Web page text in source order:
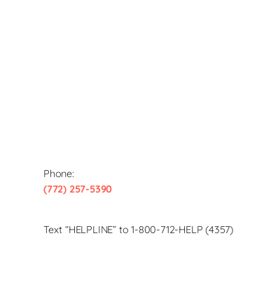
Phone:
(772) 257-5390
Text “HELPLINE” to 1-800-712-HELP (4357)